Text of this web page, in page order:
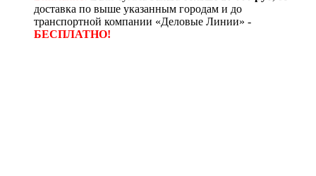
доставка по выше указанным городам и до
транспортной компании «Деловые Линии» -
БЕСПЛАТНО!